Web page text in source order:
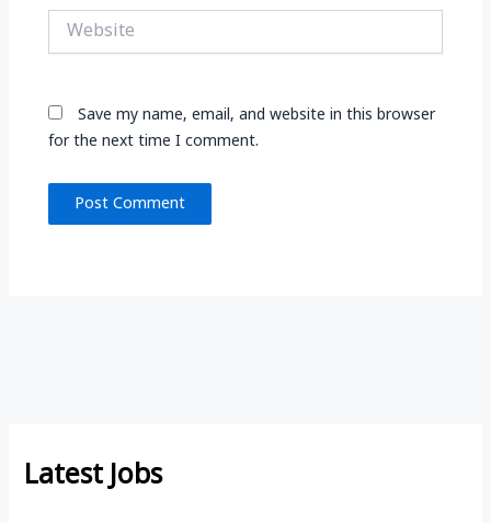
Website
Save my name, email, and website in this browser
for the next time I comment.
Latest Jobs